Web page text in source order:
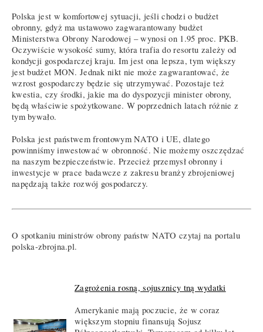
Polska jest w komfortowej sytuacji, jeśli chodzi o budżet
obronny, gdyż ma ustawowo zagwarantowany budżet
Ministerstwa Obrony Narodowej – wynosi on 1.95 proc. PKB.
Oczywiście wysokość sumy, która trafia do resortu zależy od
kondycji gospodarczej kraju. Im jest ona lepsza, tym większy
jest budżet MON. Jednak nikt nie może zagwarantować, że
wzrost gospodarczy będzie się utrzymywać. Pozostaje też
kwestia, czy środki, jakie ma do dyspozycji minister obrony,
będą właściwie spożytkowane. W poprzednich latach różnie z
tym bywało.
Polska jest państwem frontowym NATO i UE, dlatego
powinniśmy inwestować w obronność. Nie możemy oszczędzać
na naszym bezpieczeństwie. Przecież przemysł obronny i
inwestycje w prace badawcze z zakresu branży zbrojeniowej
napędzają także rozwój gospodarczy.
O spotkaniu ministrów obrony państw NATO czytaj na portalu
polska-zbrojna.pl.
Zagrożenia rosną, sojusznicy tną wydatki
Amerykanie mają poczucie, że w coraz
większym stopniu finansują Sojusz